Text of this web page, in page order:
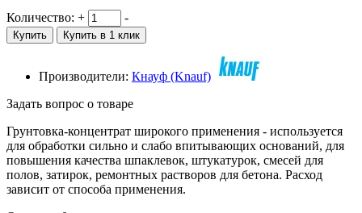
Количество: + -
Купить Купить в 1 клик
Производители: Кнауф (Knauf)
Задать вопрос о товаре
Грунтовка-концентрат широкого применения - используется
для обработки сильно и слабо впитывающих оснований, для
повышения качества шпаклевок, штукатурок, смесей для
полов, затирок, ремонтных растворов для бетона. Расход
зависит от способа применения.